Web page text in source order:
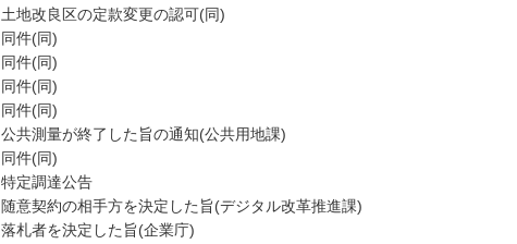
土地改良区の定款変更の認可(同)
同件(同)
同件(同)
同件(同)
同件(同)
公共測量が終了した旨の通知(公共用地課)
同件(同)
特定調達公告
随意契約の相手方を決定した旨(デジタル改革推進課)
落札者を決定した旨(企業庁)